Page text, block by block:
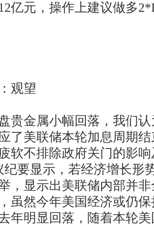
亿元，操作上建议做多
观望
金属小幅回落，我们认
了美联储本轮加息周期
软不排除政府关门的影
纪要显示，若经济增长形
，显示出美联储内部并
虽然今年美国经济或仍保
年明显回落，随着本轮